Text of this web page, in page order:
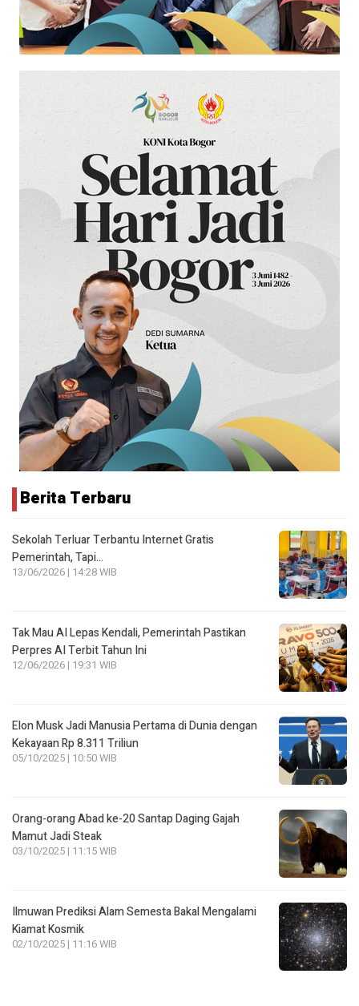
Berita Terbaru
Sekolah Terluar Terbantu Internet Gratis
Pemerintah, Tapi…
13/06/2026 | 14:28 WIB
Tak Mau AI Lepas Kendali, Pemerintah Pastikan
Perpres AI Terbit Tahun Ini
12/06/2026 | 19:31 WIB
Elon Musk Jadi Manusia Pertama di Dunia dengan
Kekayaan Rp 8.311 Triliun
05/10/2025 | 10:50 WIB
Orang-orang Abad ke-20 Santap Daging Gajah
Mamut Jadi Steak
03/10/2025 | 11:15 WIB
Ilmuwan Prediksi Alam Semesta Bakal Mengalami
Kiamat Kosmik
02/10/2025 | 11:16 WIB